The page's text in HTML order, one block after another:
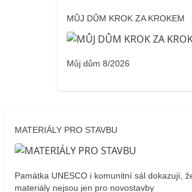
MŮJ DŮM KROK ZA KROKEM
Můj dům 8/2026
MATERIÁLY PRO STAVBU
Památka UNESCO i komunitní sál dokazují,
materiály nejsou jen pro novostavby